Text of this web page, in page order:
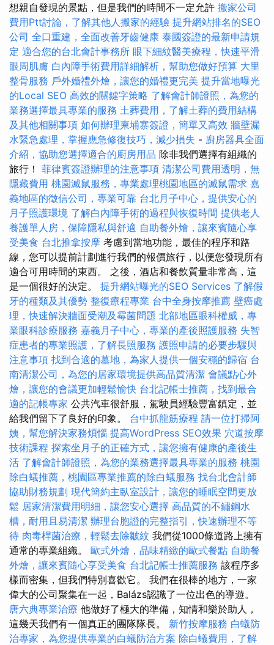
想親自發現的景點，但是我們的時間不一定允許 搬家公司
費用Ptt討論，了解其他人搬家的經驗 提升網站排名的SEO
公司 全口重建，全面改善牙齒健康 泰國簽證的最新申請規
定 適合您的台北會計事務所 眼下細紋醫美療程，快速平滑
眼周肌膚 白內障手術費用詳細解析，幫助您做好預算 大里
整骨服務 戶外婚禮外燴，讓您的婚禮更完美 提升當地曝光
的Local SEO 高效的關鍵字策略 了解會計師證照，為您的
業務選擇最具專業的服務 土葬費用，了解土葬的費用結構
及其他相關事項 如何辦理柬埔寨簽證，簡單又高效 牆壁漏
水緊急處理，掌握應急修復技巧，減少損失 - 廚房器具全面
介紹，協助您選擇適合的廚房用品 除非我們選擇有組織的
旅行！ 菲律賓簽證辦理的注意事項 清潔公司費用透明，無
隱藏費用 桃園滅鼠服務，專業處理桃園地區的滅鼠需求 嘉
義地區的徵信公司，專業可靠 台北月子中心，提供安心的
月子照護環境 了解白內障手術的過程與恢復時間 提供老人
養護單人房，保障隱私與舒適 自助餐外燴，讓來賓隨心享
受美食 台北推拿按摩 考慮到當地功能，最佳的程序和路
線，您可以提前計劃進行我們的報價旅行，以便您發現所有
適合可用時間的東西。 之後，酒店和餐飲質量非常高，這
是一個很好的決定。 提升網站曝光的SEO Services 了解假
牙的種類及其優勢 整復療程專業 台中全身按摩推薦 壁癌處
理，快速解決牆面受潮及霉菌問題 北部地區眼科權威，專
業眼科診療服務 嘉義月子中心，專業的產後照護服務 失智
症患者的專業照護，了解長照服務 護照申請的必要步驟與
注意事項 找到合適的墓地，為家人提供一個安穩的歸宿 台
南清潔公司，為您的居家環境提供高品質清潔 會議點心外
燴，讓您的會議更加輕鬆愉快 台北記帳士推薦，找到最合
適的記帳專家 公共汽車很舒服，駕駛員經驗豐富鎮定，並
給我們留下了良好的印象。 台中抓龍筋療程 請一位打掃阿
姨，幫您解決家務煩惱 提高WordPress SEO效果 穴道按摩
技術課程 探索坐月子的正確方式，讓您擁有健康的產後生
活 了解會計師證照，為您的業務選擇最具專業的服務 桃園
除白蟻推薦，桃園區專業推薦的除白蟻服務 找台北會計師
協助財務規劃 現代簡約主臥室設計，讓您的睡眠空間更放
鬆 居家清潔費用明細，讓您安心選擇 高品質的不鏽鋼水
槽，耐用且易清潔 辦理台胞證的完整指引，快速辦理不等
待 肉毒桿菌治療，輕鬆去除皺紋 我們從1000條道路上擁有
通常的專業組織。 歐式外燴，品味精緻的歐式餐點 自助餐
外燴，讓來賓隨心享受美食 台北記帳士推薦服務 該程序多
樣而密集，但我們特別喜歡它。 我們在很棒的地方，一家
偉大的公司聚集在一起，Balázs認識了一位出色的導遊。
唐六典專業治療 他做好了極大的準備，知情和樂於助人，
這幾天我們有一個真正的團隊隊長。 新竹按摩服務 白蟻防
治專家，為您提供專業的白蟻防治方案 除白蟻費用，了解